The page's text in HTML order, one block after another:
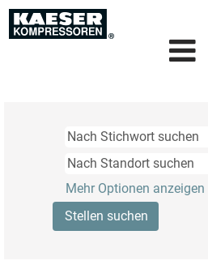
Mehr Optionen anzeigen